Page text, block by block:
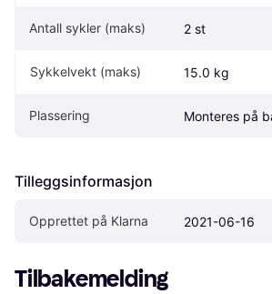
Antall sykler (maks) 2 st
Sykkelvekt (maks) 15.0 kg
Plassering Monteres på
Tilleggsinformasjon
Opprettet på Klarna 2021-06-16
Tilbakemelding